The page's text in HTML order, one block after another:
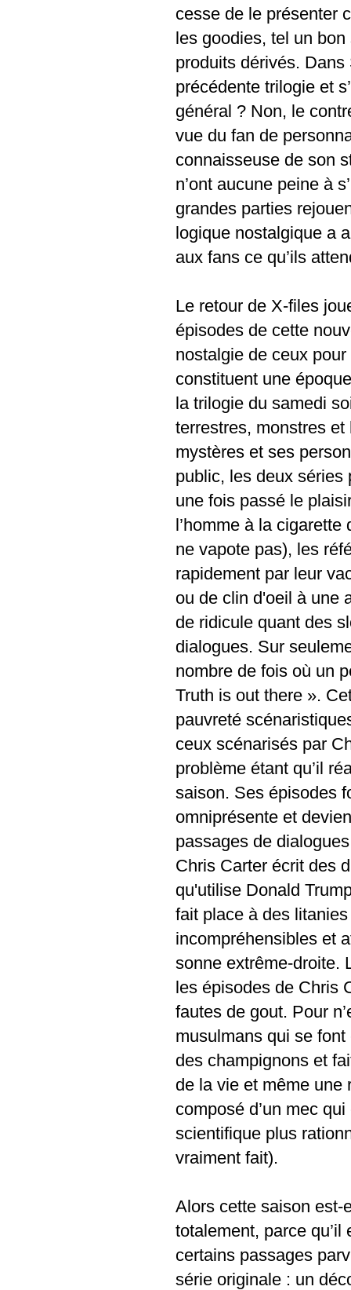
cesse de le présenter
les goodies, tel un
produits dérivés.
précédente trilogie et
général ? Non, le
vue du fan de
connaisseuse de son
n’ont aucune peine à
grandes parties
logique nostalgique a
aux fans ce qu’ils
Le retour de X-files
épisodes de cette
nostalgie de ceux
constituent une
la trilogie du samedi
terrestres, monstres
mystères et ses
public, les deux séries
une fois passé le
l’homme à la
ne vapote pas), les
rapidement par leur
ou de clin d'oeil à une
de ridicule quant des
dialogues. Sur
nombre de fois où un
Truth is out there ».
pauvreté
ceux scénarisés par
problème étant qu’il
saison. Ses épisodes
omniprésente et
passages de
Chris Carter écrit des
qu'utilise Donald
fait place à des
incompréhensibles et
sonne extrême-droite.
les épisodes de Chris
fautes de gout. Pour
musulmans qui se
des champignons et
de la vie et même une
composé d’un mec
scientifique plus
vraiment fait).
Alors cette saison est-
totalement, parce
certains passages
série originale : un